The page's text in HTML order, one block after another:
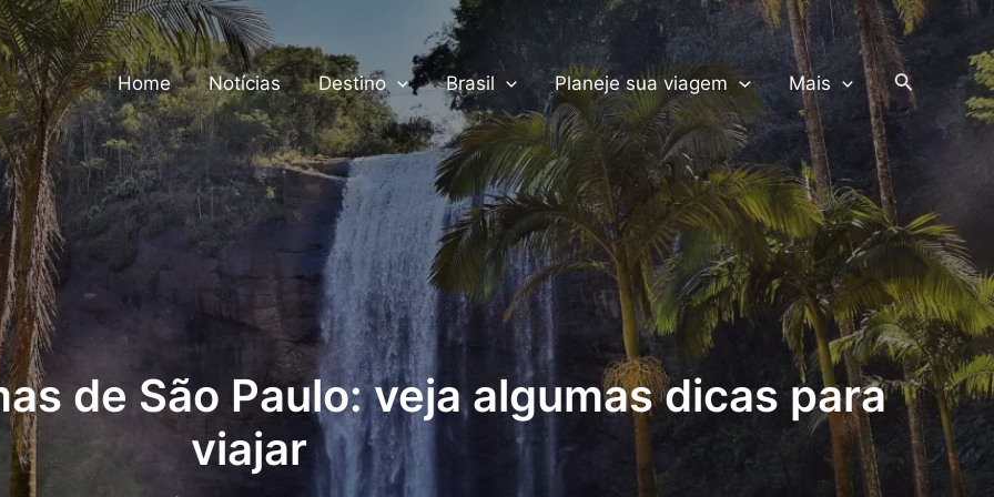
PRODUTOS TERRA
Home Notícias Destino Brasil Planeje sua viagem Mais Pesquisar
de São Paulo: veja algumas dicas para
viajar